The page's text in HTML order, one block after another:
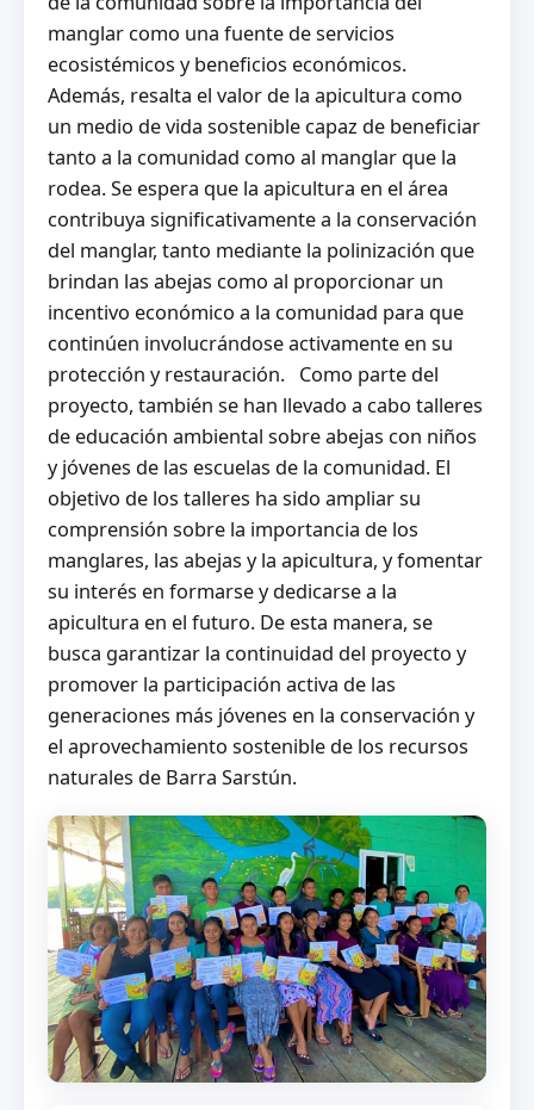
manglar como una fuente de servicios
ecosistémicos y beneficios económicos.
Además, resalta el valor de la apicultura como
un medio de vida sostenible capaz de beneficiar
tanto a la comunidad como al manglar que la
rodea. Se espera que la apicultura en el área
contribuya significativamente a la conservación
del manglar, tanto mediante la polinización que
brindan las abejas como al proporcionar un
incentivo económico a la comunidad para que
continúen involucrándose activamente en su
protección y restauración. Como parte del
proyecto, también se han llevado a cabo talleres
de educación ambiental sobre abejas con niños
y jóvenes de las escuelas de la comunidad. El
objetivo de los talleres ha sido ampliar su
comprensión sobre la importancia de los
manglares, las abejas y la apicultura, y fomentar
su interés en formarse y dedicarse a la
apicultura en el futuro. De esta manera, se
busca garantizar la continuidad del proyecto y
promover la participación activa de las
generaciones más jóvenes en la conservación y
el aprovechamiento sostenible de los recursos
naturales de Barra Sarstún.